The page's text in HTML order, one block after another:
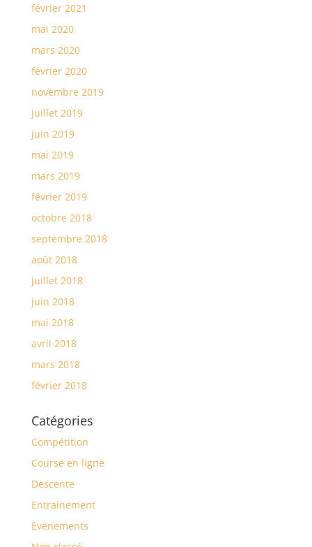
février 2021
mai 2020
mars 2020
février 2020
novembre 2019
juillet 2019
juin 2019
mai 2019
mars 2019
février 2019
octobre 2018
septembre 2018
août 2018
juillet 2018
juin 2018
mai 2018
avril 2018
mars 2018
février 2018
Catégories
Compétition
Course en ligne
Descente
Entrainement
Evénements